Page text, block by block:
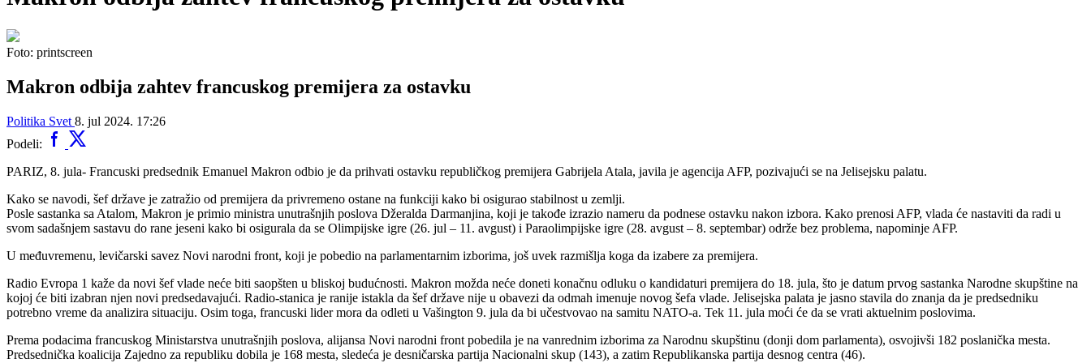
Foto: printscreen
Makron odbija zahtev francuskog premijera za ostavku
Politika Svet 8. jul 2024. 17:26
Podeli:
PARIZ, 8. jula- Francuski predsednik Emanuel Makron odbio je da prihvati ostavku republičkog premijera Gabrijela Atala, javila je agencija AFP, pozivajući se na Jelisejsku palatu.
Kako se navodi, šef države je zatražio od premijera da privremeno ostane na funkciji kako bi osigurao stabilnost u zemlji.
Posle sastanka sa Atalom, Makron je primio ministra unutrašnjih poslova Džeralda Darmanjina, koji je takođe izrazio nameru da podnese ostavku nakon izbora. Kako prenosi AFP, vlada će nastaviti da radi u
svom sadašnjem sastavu do rane jeseni kako bi osigurala da se Olimpijske igre (26. jul – 11. avgust) i Paraolimpijske igre (28. avgust – 8. septembar) održe bez problema, napominje AFP.
U međuvremenu, levičarski savez Novi narodni front, koji je pobedio na parlamentarnim izborima, još uvek razmišlja koga da izabere za premijera.
Radio Evropa 1 kaže da novi šef vlade neće biti saopšten u bliskoj budućnosti. Makron možda neće doneti konačnu odluku o kandidaturi premijera do 18. jula, što je datum prvog sastanka Narodne skupštine na
kojoj će biti izabran njen novi predsedavajući. Radio-stanica je ranije istakla da šef države nije u obavezi da odmah imenuje novog šefa vlade. Jelisejska palata je jasno stavila do znanja da je predsedniku
potrebno vreme da analizira situaciju. Osim toga, francuski lider mora da odleti u Vašington 9. jula da bi učestvovao na samitu NATO-a. Tek 11. jula moći će da se vrati aktuelnim poslovima.
Prema podacima francuskog Ministarstva unutrašnjih poslova, alijansa Novi narodni front pobedila je na vanrednim izborima za Narodnu skupštinu (donji dom parlamenta), osvojivši 182 poslanička mesta.
Predsednička koalicija Zajedno za republiku dobila je 168 mesta, sledeća je desničarska partija Nacionalni skup (143), a zatim Republikanska partija desnog centra (46).